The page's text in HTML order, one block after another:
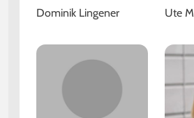
Dominik Lingener Ute